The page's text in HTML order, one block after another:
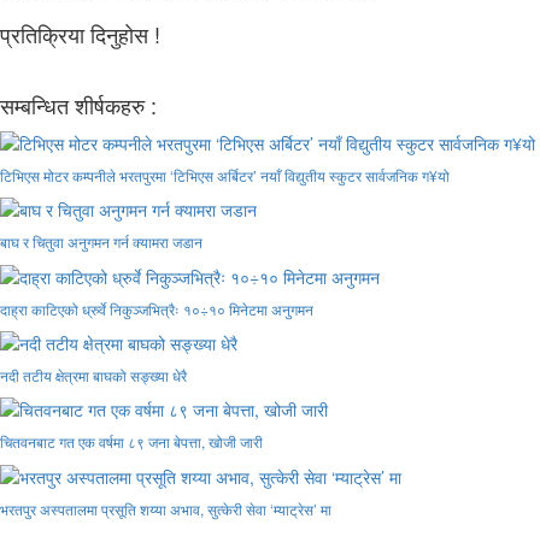
प्रतिक्रिया दिनुहोस !
सम्बन्धित शीर्षकहरु :
टिभिएस मोटर कम्पनीले भरतपुरमा ‘टिभिएस अर्बिटर’ नयाँ विद्युतीय स्कुटर सार्वजनिक ग¥यो
बाघ र चितुवा अनुगमन गर्न क्यामरा जडान
दाह्रा काटिएको ध्रुर्वे निकुञ्जभित्रैः १०÷१० मिनेटमा अनुगमन
नदी तटीय क्षेत्रमा बाघको सङ्ख्या धेरै
चितवनबाट गत एक वर्षमा ८९ जना बेपत्ता, खोजी जारी
भरतपुर अस्पतालमा प्रसूति शय्या अभाव, सुत्केरी सेवा ‘म्याट्रेस’ मा